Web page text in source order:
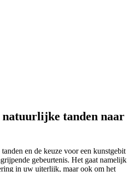
natuurlijke tanden naar
en de keuze voor een kunstgebit
gebeurtenis. Het gaat namelijk
in uw uiterlijk, maar ook om het